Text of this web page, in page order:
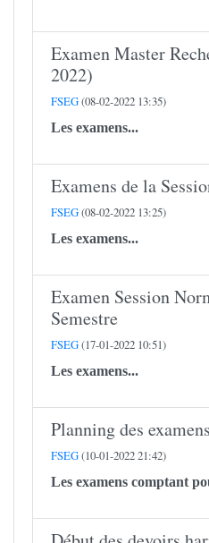
Examen Master
2022)
FSEG(08-02-2022 13:35)
Les examens...
Examens de la
FSEG(08-02-2022 13:25)
Les examens...
Examen Session
Semestre
FSEG(17-01-2022 10:51)
Les examens...
Planning des
FSEG(10-01-2022 21:42)
Les examens comptant